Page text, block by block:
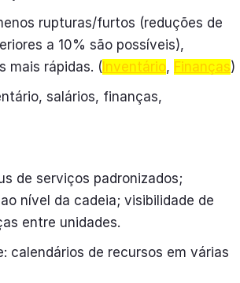
rupturas/furtos (reduções de
a 10% são possíveis),
mais rápidas. (Inventário, Finanças)
salários, finanças,
de serviços padronizados;
nível da cadeia; visibilidade de
entre unidades.
calendários de recursos em várias